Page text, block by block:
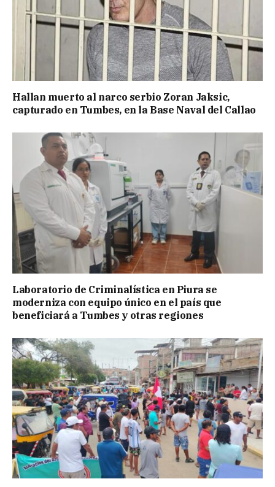
Hallan muerto al narco serbio Zoran Jaksic,
capturado en Tumbes, en la Base Naval del Callao
Laboratorio de Criminalística en Piura se
moderniza con equipo único en el país que
beneficiará a Tumbes y otras regiones